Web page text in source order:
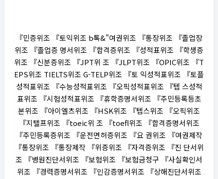
『민증위조 『토익위조 b톡&"여권위조 『통장위조 『졸업장
위조 『졸업증 명서위조 『합격증위조 『성적표위조 『학생증
위조 『신분증위조 『JPT위 조 『JLPT위조 『OPIC위조 『T
EPS위조 TIELTS위조 G-TELP위조 『토 익성적표위조 『토플
성적표위조 『수능성적표위조 『오픽성적표위조 『텝 스성적
표위조 『시험성적표위조 『휴학증명서위조 『주민등록등초
본위조 『아이엘츠위조 『HSK위조 『텝스위조 『오픽위조
『지텔프위조 『toeic위 조 『toefl위조 『합격증명서위조
『주민등록증위조 『운전면허증위조 『요 권위조 『여권제작
『통장위조 『통장제작 『위증위조 『자격증위조 『진 단서위
조 『병원진단서위조 『보험위조 『보험금청구 『사실확인서
위조 『경력증명서위조 『인감증명서위조 『상해진단서위조